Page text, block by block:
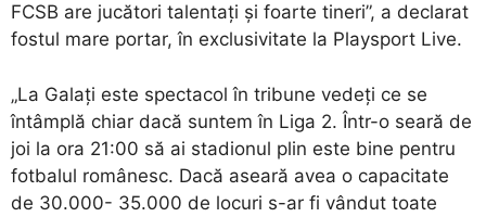
FCSB are jucători talentaţi şi foarte tineri”, a declarat
fostul mare portar, în exclusivitate la Playsport Live.
„La Galaţi este spectacol în tribune vedeţi ce se
întâmplă chiar dacă suntem în Liga 2. Într-o seară de
joi la ora 21:00 să ai stadionul plin este bine pentru
fotbalul românesc. Dacă aseară avea o capacitate
de 30.000- 35.000 de locuri s-ar fi vândut toate